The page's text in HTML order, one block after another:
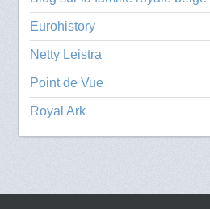
Eurohistory
Netty Leistra
Point de Vue
Royal Ark